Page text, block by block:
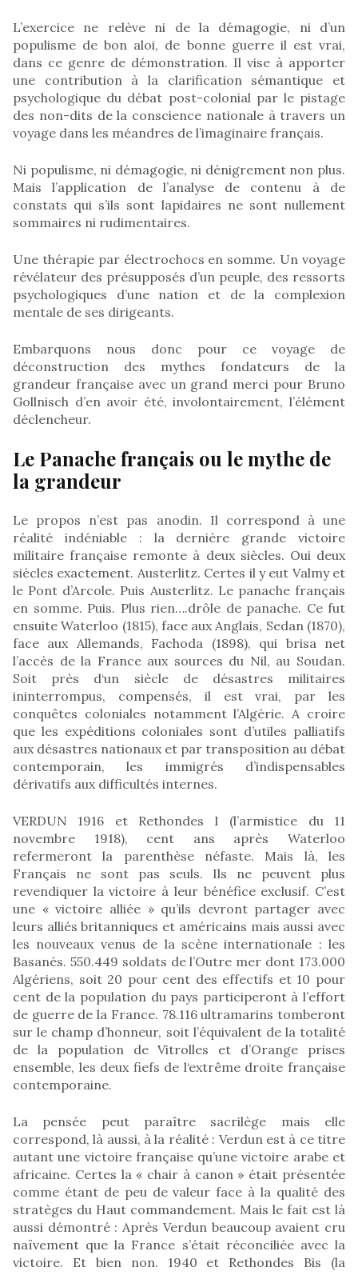
L’exercice ne relève ni de la démagogie, ni d’un
populisme de bon aloi, de bonne guerre il est vrai,
dans ce genre de démonstration. Il vise à apporter
une contribution à la clarification sémantique et
psychologique du débat post-colonial par le pistage
des non-dits de la conscience nationale à travers un
voyage dans les méandres de l’imaginaire français.
Ni populisme, ni démagogie, ni dénigrement non plus.
Mais l’application de l’analyse de contenu à de
constats qui s’ils sont lapidaires ne sont nullement
sommaires ni rudimentaires.
Une thérapie par électrochocs en somme. Un voyage
révélateur des présupposés d’un peuple, des ressorts
psychologiques d’une nation et de la complexion
mentale de ses dirigeants.
Embarquons nous donc pour ce voyage de
déconstruction des mythes fondateurs de la
grandeur française avec un grand merci pour Bruno
Gollnisch d’en avoir été, involontairement, l’élément
déclencheur.
Le Panache français ou le mythe de
la grandeur
Le propos n’est pas anodin. Il correspond à une
réalité indéniable : la dernière grande victoire
militaire française remonte à deux siècles. Oui deux
siècles exactement. Austerlitz. Certes il y eut Valmy et
le Pont d’Arcole. Puis Austerlitz. Le panache français
en somme. Puis. Plus rien….drôle de panache. Ce fut
ensuite Waterloo (1815), face aux Anglais, Sedan (1870),
face aux Allemands, Fachoda (1898), qui brisa net
l’accès de la France aux sources du Nil, au Soudan.
Soit près d‘un siècle de désastres militaires
ininterrompus, compensés, il est vrai, par les
conquêtes coloniales notamment l’Algérie. A croire
que les expéditions coloniales sont d’utiles palliatifs
aux désastres nationaux et par transposition au débat
contemporain, les immigrés d’indispensables
dérivatifs aux difficultés internes.
VERDUN 1916 et Rethondes I (l’armistice du 11
novembre 1918), cent ans après Waterloo
refermeront la parenthèse néfaste. Mais là, les
Français ne sont pas seuls. Ils ne peuvent plus
revendiquer la victoire à leur bénéfice exclusif. C’est
une « victoire alliée » qu’ils devront partager avec
leurs alliés britanniques et américains mais aussi avec
les nouveaux venus de la scène internationale : les
Basanés. 550.449 soldats de l’Outre mer dont 173.000
Algériens, soit 20 pour cent des effectifs et 10 pour
cent de la population du pays participeront à l’effort
de guerre de la France. 78.116 ultramarins tomberont
sur le champ d’honneur, soit l’équivalent de la totalité
de la population de Vitrolles et d’Orange prises
ensemble, les deux fiefs de l‘extrême droite française
contemporaine.
La pensée peut paraître sacrilège mais elle
correspond, là aussi, à la réalité : Verdun est à ce titre
autant une victoire française qu’une victoire arabe et
africaine. Certes la « chair à canon » était présentée
comme étant de peu de valeur face à la qualité des
stratèges du Haut commandement. Mais le fait est là
aussi démontré : Après Verdun beaucoup avaient cru
naïvement que la France s’était réconciliée avec la
victoire. Et bien non. 1940 et Rethondes Bis (la